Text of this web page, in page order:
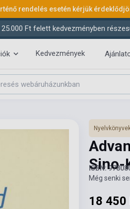
rendelés esetén kérjük
Ft felett kedvezményben
Kedvezmények
Sino-
ISBN:
Még senki
18 450